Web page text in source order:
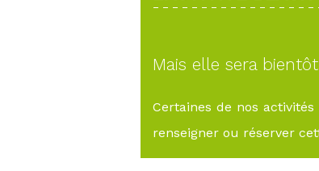
Mais elle sera
Certaines de nos
renseigner ou réserver